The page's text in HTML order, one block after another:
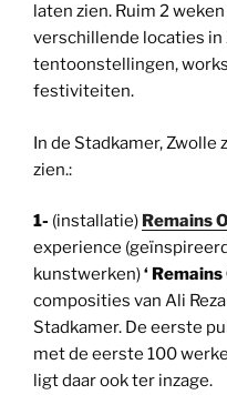
laten zien. Ruim 2
verschillende locaties in
tentoonstellingen,
festiviteiten.
In de Stadkamer,
zien.:
1- (installatie) Remains
experience
kunstwerken)‘ Remains
composities van Ali
Stadkamer. De eerste
met de eerste 100
ligt daar ook ter inzage.